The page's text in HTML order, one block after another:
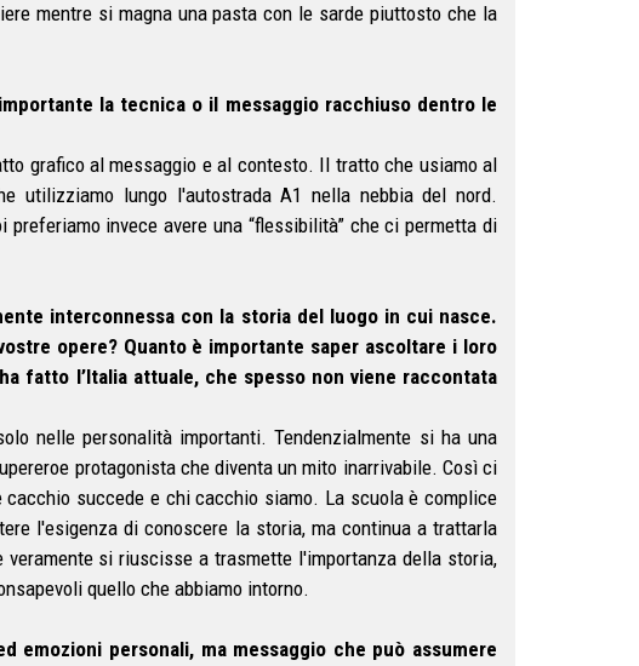
mentre si magna una pasta con le sarde piuttosto che la
la tecnica o il messaggio racchiuso dentro le
grafico al messaggio e al contesto. Il tratto che usiamo al
utilizziamo lungo l'autostrada A1 nella nebbia del nord.
invece avere una “flessibilità” che ci permetta di
interconnessa con la storia del luogo in cui nasce.
opere? Quanto è importante saper ascoltare i loro
fatto l’Italia attuale, che spesso non viene raccontata
nelle personalità importanti. Tendenzialmente si ha una
protagonista che diventa un mito inarrivabile. Così ci
succede e chi cacchio siamo. La scuola è complice
l'esigenza di conoscere la storia, ma continua a trattarla
veramente si riuscisse a trasmette l'importanza della storia,
quello che abbiamo intorno.
emozioni personali, ma messaggio che può assumere